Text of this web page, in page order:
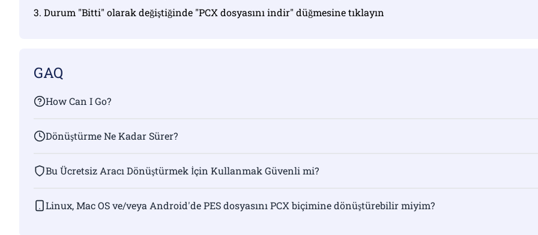
3. Durum "Bitti" olarak değiştiğinde "PCX dosyasını indir" düğmesine tıklayın
GAQ
How Can I Go?
Dönüştürme Ne Kadar Sürer?
Bu Ücretsiz Aracı Dönüştürmek İçin Kullanmak Güvenli mi?
Linux, Mac OS ve/veya Android'de PES dosyasını PCX biçimine dönüştürebilir miyim?